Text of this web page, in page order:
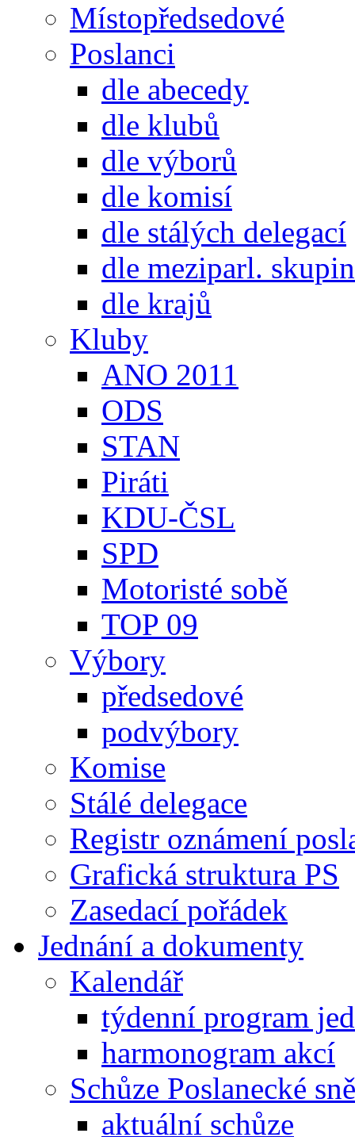
Místopředsedové
Poslanci
dle abecedy
dle klubů
dle výborů
dle komisí
dle stálých delegací
dle meziparl. skupin
dle krajů
Kluby
ANO 2011
ODS
STAN
Piráti
KDU-ČSL
SPD
Motoristé sobě
TOP 09
Výbory
předsedové
podvýbory
Komise
Stálé delegace
Registr oznámení
Grafická struktura PS
Zasedací pořádek
Jednání a dokumenty
Kalendář
týdenní program
harmonogram akcí
Schůze Poslanecké
aktuální schůze